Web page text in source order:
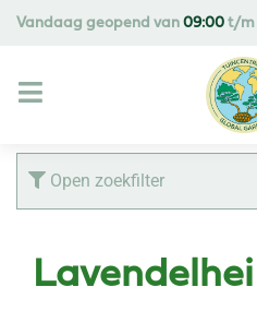
Vandaag geopend van 09:00 t/m
Open zoekfilter
Lavendelhei